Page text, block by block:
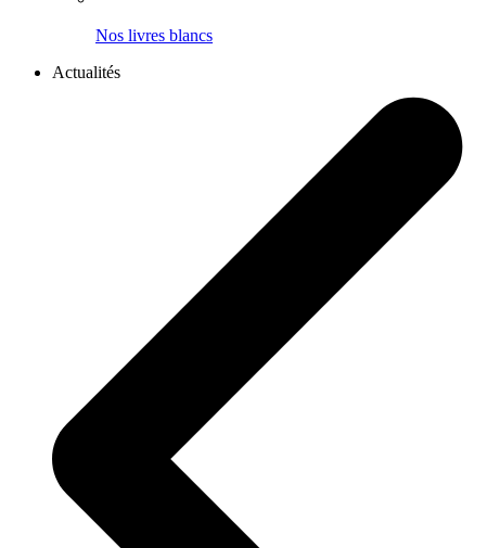
Nos livres blancs
Actualités